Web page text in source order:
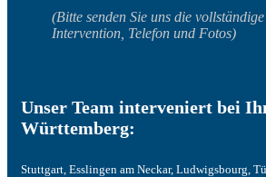
(Bitte senden Sie uns die
Intervention, Telefon und Fotos)
Unser Team interveniert bei
Württemberg:
Stuttgart, Esslingen am Neckar, Ludwigsbourg,